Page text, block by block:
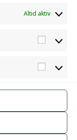
Altid aktiv
Privatlivspolitik